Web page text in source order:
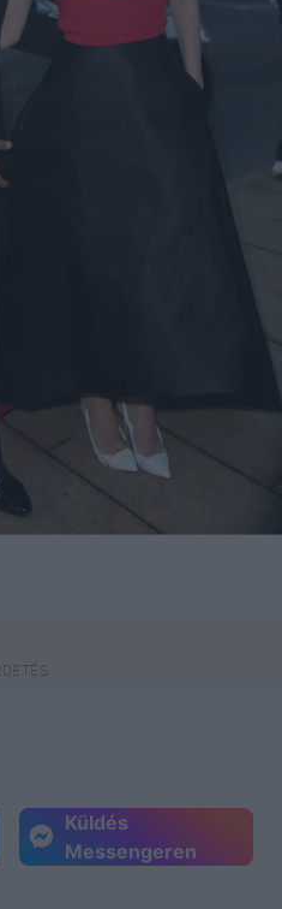
Küldés
Messengeren